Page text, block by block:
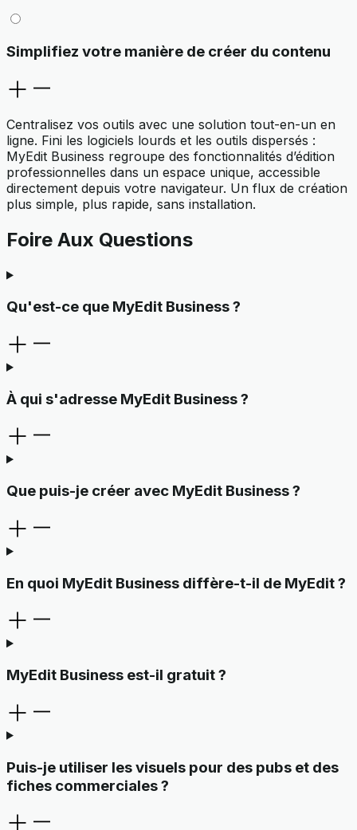
Simplifiez votre manière de créer du contenu
Centralisez vos outils avec une solution tout-en-un en
ligne. Fini les logiciels lourds et les outils dispersés :
MyEdit Business regroupe des fonctionnalités d’édition
professionnelles dans un espace unique, accessible
directement depuis votre navigateur. Un flux de création
plus simple, plus rapide, sans installation.
Foire Aux Questions
Qu'est-ce que MyEdit Business ?
À qui s'adresse MyEdit Business ?
Que puis-je créer avec MyEdit Business ?
En quoi MyEdit Business diffère-t-il de MyEdit ?
MyEdit Business est-il gratuit ?
Puis-je utiliser les visuels pour des pubs et des
fiches commerciales ?